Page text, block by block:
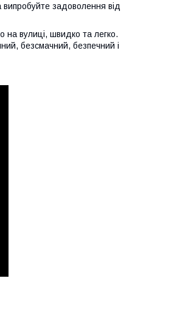
задоволення від
на вулиці, швидко та легко.
безсмачний, безпечний і